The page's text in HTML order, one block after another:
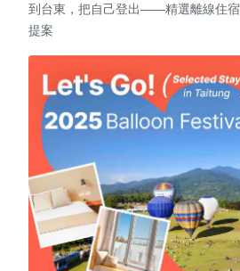
到台東，把自己登出——精選離線住
提案